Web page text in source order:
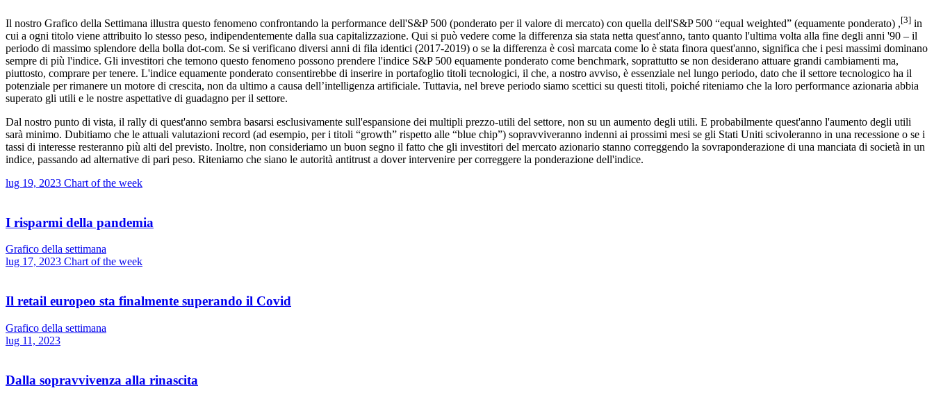
Il nostro Grafico della Settimana illustra questo fenomeno confrontando la performance dell'S&P 500 (ponderato per il valore di mercato) con quella dell'S&P 500 “equal weighted” (equamente ponderato) ,[3] in
cui a ogni titolo viene attribuito lo stesso peso, indipendentemente dalla sua capitalizzazione. Qui si può vedere come la differenza sia stata netta quest'anno, tanto quanto l'ultima volta alla fine degli anni '90 – il
periodo di massimo splendore della bolla dot-com. Se si verificano diversi anni di fila identici (2017-2019) o se la differenza è così marcata come lo è stata finora quest'anno, significa che i pesi massimi dominano
sempre di più l'indice. Gli investitori che temono questo fenomeno possono prendere l'indice S&P 500 equamente ponderato come benchmark, soprattutto se non desiderano attuare grandi cambiamenti ma,
piuttosto, comprare per tenere. L'indice equamente ponderato consentirebbe di inserire in portafoglio titoli tecnologici, il che, a nostro avviso, è essenziale nel lungo periodo, dato che il settore tecnologico ha il
potenziale per rimanere un motore di crescita, non da ultimo a causa dell’intelligenza artificiale. Tuttavia, nel breve periodo siamo scettici su questi titoli, poiché riteniamo che la loro performance azionaria abbia
superato gli utili e le nostre aspettative di guadagno per il settore.
Dal nostro punto di vista, il rally di quest'anno sembra basarsi esclusivamente sull'espansione dei multipli prezzo-utili del settore, non su un aumento degli utili. E probabilmente quest'anno l'aumento degli utili
sarà minimo. Dubitiamo che le attuali valutazioni record (ad esempio, per i titoli “growth” rispetto alle “blue chip”) sopravviveranno indenni ai prossimi mesi se gli Stati Uniti scivoleranno in una recessione o se i
tassi di interesse resteranno più alti del previsto. Inoltre, non consideriamo un buon segno il fatto che gli investitori del mercato azionario stanno correggendo la sovraponderazione di una manciata di società in un
indice, passando ad alternative di pari peso. Riteniamo che siano le autorità antitrust a dover intervenire per correggere la ponderazione dell'indice.
lug 19, 2023 Chart of the week
I risparmi della pandemia
Grafico della settimana
lug 17, 2023 Chart of the week
Il retail europeo sta finalmente superando il Covid
Grafico della settimana
lug 11, 2023
Dalla sopravvivenza alla rinascita